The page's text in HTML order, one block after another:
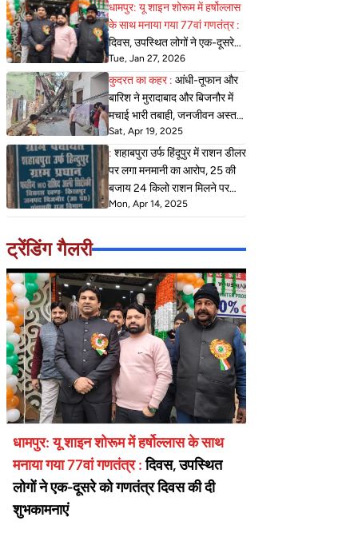
धामपुर: यू शाइन शोरूम में हर्षोल्लास
के साथ मनाया गया 77वां गणतंत्र :
दिवस, उपस्थित लोगों ने एक-दूसरे
को गणतंत्र दिवस की दी शुभकामनाएं
Tue, Jan 27, 2026
कुदरत का कहर : आंधी-तूफान और
बारिश ने मुरादाबाद और बिजनौर में
मचाई भारी तबाही, जनजीवन अस्त-
व्यस्त
Sat, Apr 19, 2025
: शहाबपुरा उर्फ हिंदूपुर में राशन डीलर
पर लगा मनमानी का आरोप, 25 की
बजाय 24 किलो राशन मिलने पर
कार्ड धारक हो रहे परेशान
Mon, Apr 14, 2025
ट्रेंडिंग गैलरी
धामपुर: यू शाइन शोरूम में हर्षोल्लास के साथ
मनाया गया 77वां गणतंत्र :दिवस, उपस्थित
लोगों ने एक-दूसरे को गणतंत्र दिवस की दी
शुभकामनाएं